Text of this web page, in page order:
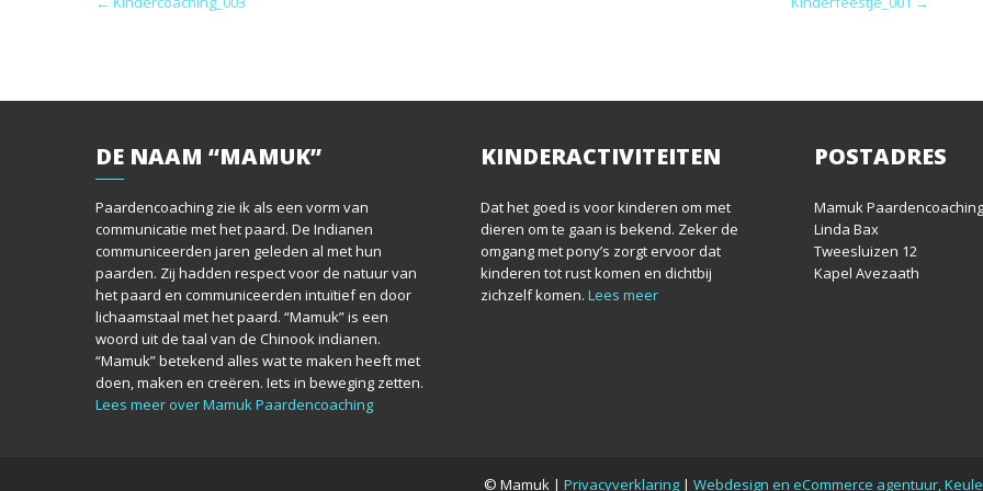
s
n
a
v
i
g
a
DE NAAM “MAMUK”
Paardencoaching zie ik als een vorm van
communicatie met het paard. De Indianen
communiceerden jaren geleden al met hun
paarden. Zij hadden respect voor de natuur van
het paard en communiceerden intuïtief en door
lichaamstaal met het paard. “Mamuk” is een
woord uit de taal van de Chinook indianen.
“Mamuk” betekend alles wat te maken heeft met
doen, maken en creëren. Iets in beweging zetten.
Lees meer over Mamuk Paardencoaching
KINDERACTIVITEITEN
Dat het goed is voor kinderen om met
dieren om te gaan is bekend. Zeker de
omgang met pony’s zorgt ervoor dat
kinderen tot rust komen en dichtbij
zichzelf komen. Lees meer
POSTADRES
Mamuk
Linda Bax
Tweesluizen 12
Kapel Avezaath
© Mamuk | Privacyverklaring| Webdesign en eCommerce agentuur,